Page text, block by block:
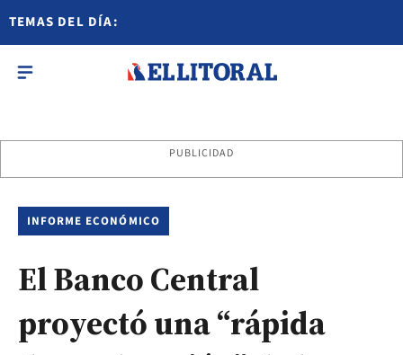
TEMAS DEL DÍA:
PUBLICIDAD
INFORME ECONÓMICO
El Banco Central
proyectó una “rápida